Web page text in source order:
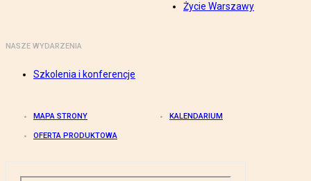
Życie Warszawy
NASZE WYDARZENIA
Szkolenia i konferencje
MAPA STRONY KALENDARIUM
OFERTA PRODUKTOWA